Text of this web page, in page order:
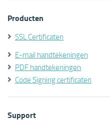
Producten
SSL Certificaten
E-mail handtekeningen
PDF handtekeningen
Code Signing certificaten
Support